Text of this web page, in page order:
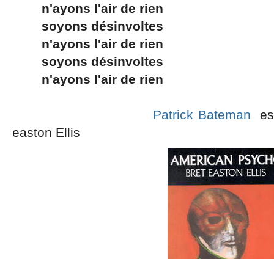
n'ayons l'air de rien
soyons désinvoltes
n'ayons l'air de rien
soyons désinvoltes
n'ayons l'air de rien
Patrick Bateman
easton Ellis